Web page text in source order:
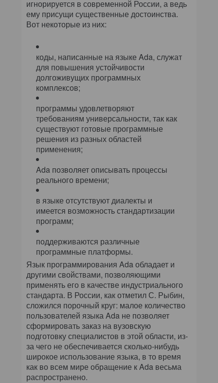
игнорируется в современной России, а ведь
ему присущи существенные достоинства.
Вот некоторые из них:
коды, написанные на языке Ada, служат
для повышения устойчивости
долгоживущих программных
комплексов;
программы удовлетворяют
требованиям универсальности, так как
существуют готовые программные
решения из разных областей
применения;
Ada позволяет описывать процессы
реального времени;
в языке отсутствуют диалекты и
имеется возможность стандартизации
программ;
поддерживаются различные
программные платформы.
Язык программирования Ada обладает и
другими свойствами, позволяющими
применять его в качестве индустриального
стандарта. В России, как отметил С. Рыбин,
сложился порочный круг: малое количество
пользователей языка Ada не позволяет
сформировать заказ на вузовскую
подготовку специалистов в этой области, из-
за чего не обеспечивается сколько-нибудь
широкое использование языка, в то время
как во всем мире обращение к Ada весьма
распространено.